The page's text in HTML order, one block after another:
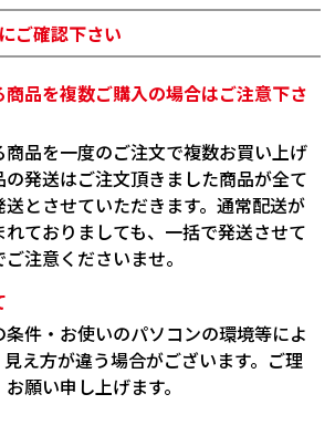
ご確認下さい
品を複数ご購入の場合はご注意下さ
品を一度のご注文で複数お買い上げ
の発送はご注文頂きました商品が全て
とさせていただきます。通常配送が
ておりましても、一括で発送させて
注意くださいませ。
件・お使いのパソコンの環境等によ
え方が違う場合がございます。ご理
願い申し上げます。